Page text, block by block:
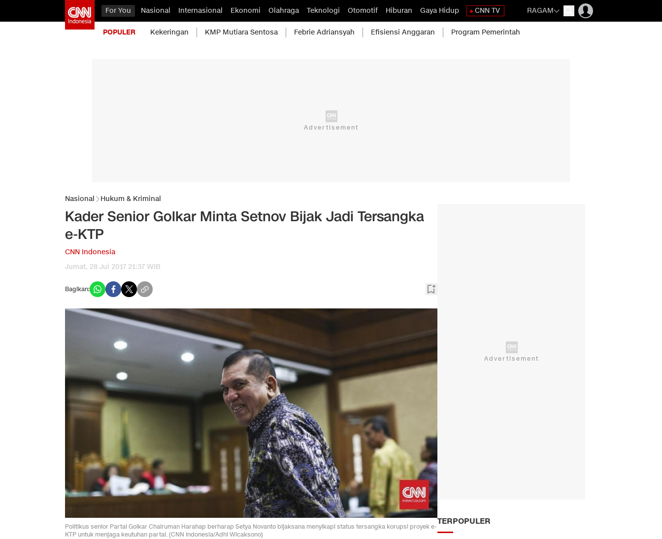
For You Nasional Internasional Ekonomi Olahraga Teknologi Otomotif Hiburan Gaya Hidup CNN TV RAGAM
POPULER Kekeringan KMP Mutiara Sentosa Febrie Adriansyah Efisiensi Anggaran Program Pemerintah
Nasional Hukum & Kriminal
Kader Senior Golkar Minta Setnov Bijak Jadi Tersangka
e-KTP
CNN Indonesia
Jumat, 28 Jul 2017 21:37 WIB
Bagikan:
Politikus senior Partai Golkar Chairuman Harahap berharap Setya Novanto bijaksana menyikapi status tersangka korupsi proyek e-
KTP untuk menjaga keutuhan partai. (CNN Indonesia/Adhi Wicaksono)
TERPOPULER